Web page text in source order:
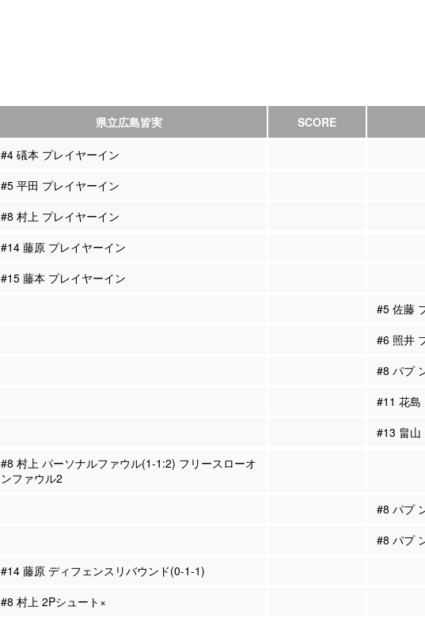
県立広島皆実 SCORE
#4 礒本 プレイヤーイン
#5 平田 プレイヤーイン
#8 村上 プレイヤーイン
#14 藤原 プレイヤーイン
#15 藤本 プレイヤーイン
#5 佐藤
#6 照井
#8 パプ
#11 花島
#13 畠山
#8 村上 パーソナルファウル(1-1:2) フリースローオ
ンファウル2
#8 パプ
#8 パプ
#14 藤原 ディフェンスリバウンド(0-1-1)
#8 村上 2Pシュート×